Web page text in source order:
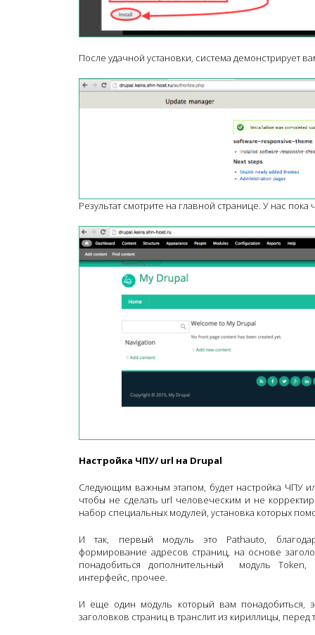
После удачной установки, система демонстрирует
Результат смотрите на главной странице. У нас пока
Настройка ЧПУ/ url на Drupal
Следующим важным этапом, будет настройка ЧПУ
чтобы не сделать url человеческим и не
набор специальных модулей, установка которых
И так, первый модуль это Pathauto,
формирование адресов страниц, на основе
понадобиться дополнительный модуль Token,
интерфейс, прочее.
И еще один модуль который вам понадобиться,
заголовков страниц в транслит из кириллицы, перед